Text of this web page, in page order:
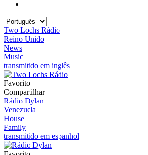
Two Lochs Rádio
Reino Unido
News
Music
transmitido em inglês
Favorito
Compartilhar
Rádio Dylan
Venezuela
House
Family
transmitido em espanhol